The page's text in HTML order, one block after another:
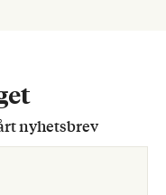
nyhetsbrev